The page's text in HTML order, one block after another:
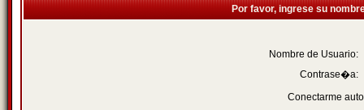
Por favor, ingrese su
Nombre de Usuario:
Contrase�a:
Conectarme